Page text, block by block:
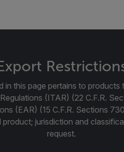
in this page pertains to products
(ITAR) (22 C.F.R.
(EAR) (15 C.F.R. Sections
jurisdiction and
request.